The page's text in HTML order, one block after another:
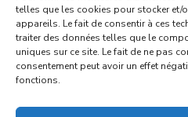
telles que les cookies pour stocker et/
appareils. Le fait de consentir à ces
traiter des données telles que le
uniques sur ce site. Le fait de ne pas
consentement peut avoir un effet
fonctions.